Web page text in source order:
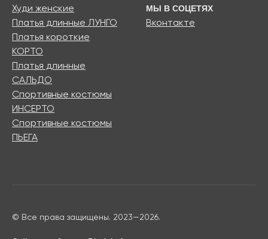
Худи женские
Платья длинные ЛУНГО
Платья короткие
КОРТО
Платья длинные
САЛЬДО
Спортивные костюмы
ИНСЕРТО
Спортивные костюмы
ПЬЕГА
МЫ В СОЦЕТЯХ
Вконтакте
© Все права защищены. 2023—2026.